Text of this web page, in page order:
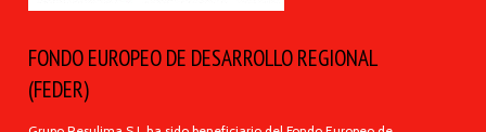
FONDO EUROPEO DE DESARROLLO REGIONAL
(FEDER)